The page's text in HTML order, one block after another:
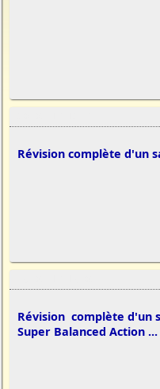
Révision complète d'un
Révision complète d'un
Super Balanced Action ...